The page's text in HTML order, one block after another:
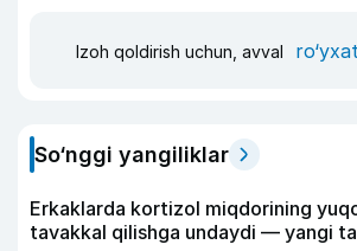
Izoh qoldirish uchun, avval
So‘nggi yangiliklar
Erkaklarda kortizol miqdorining
tavakkal qilishga undaydi — yangi